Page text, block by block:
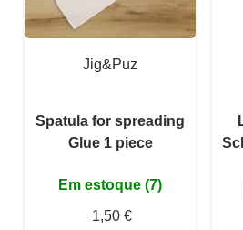
Jig&Puz
Spatula for spreading
Glue 1 piece
Em estoque (7)
1,50 €